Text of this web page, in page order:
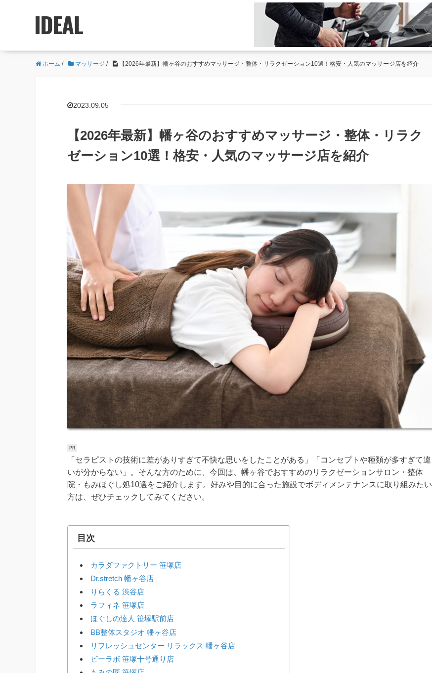
ホーム / マッサージ / 【2026年最新】幡ヶ谷のおすすめマッサージ・整体・リラクゼーション10選！格安・人気のマッサージ店を紹介
2023.09.05
【2026年最新】幡ヶ谷のおすすめマッサージ・整体・リラク
ゼーション10選！格安・人気のマッサージ店を紹介
「セラピストの技術に差がありすぎて不快な思いをしたことがある」「コンセプトや種類が多すぎて違
いが分からない」。そんな方のために、今回は、幡ヶ谷でおすすめのリラクゼーションサロン・整体
院・もみほぐし処10選をご紹介します。好みや目的に合った施設でボディメンテナンスに取り組みたい
方は、ぜひチェックしてみてください。
目次
カラダファクトリー 笹塚店
Dr.stretch 幡ヶ谷店
りらくる 渋谷店
ラフィネ 笹塚店
ほぐしの達人 笹塚駅前店
BB整体スタジオ 幡ヶ谷店
リフレッシュセンター リラックス 幡ヶ谷店
ビーラボ 笹塚十号通り店